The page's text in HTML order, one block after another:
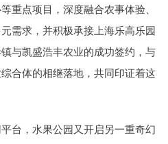
重点项目，深度融合农事体验、
需求，并积极承接上海乐高乐园
与凯盛浩丰农业的成功签约，与
合体的相继落地，共同印证着这
台，水果公园又开启另一重奇幻